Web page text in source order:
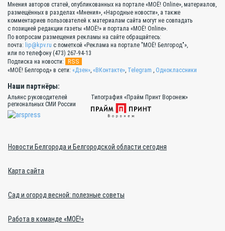
Мнения авторов статей, опубликованных на портале «МОЁ! Online», материалов,
размещённых в разделах «Мнения», «Народные новости», а также
комментариев пользователей к материалам сайта могут не совпадать
с позицией редакции газеты «МОЁ!» и портала «МОЁ! Online».
По вопросам размещения рекламы на сайте обращайтесь:
почта: lip@kpv.ru с пометкой «Реклама на портале "МОЁ! Белгород"»,
или по телефону (473) 267-94-13
Подписка на новости:
RSS
«МОЁ! Белгород» в сети: «Дзен», «ВКонтакте», Telegram , Одноклассники
Наши партнёры:
Альянс руководителей
региональных СМИ России
Типография «Прайм Принт Воронеж»
Новости Белгорода и Белгородской области сегодня
Карта сайта
Сад и огород весной: полезные советы
Работа в команде «МОЁ!»